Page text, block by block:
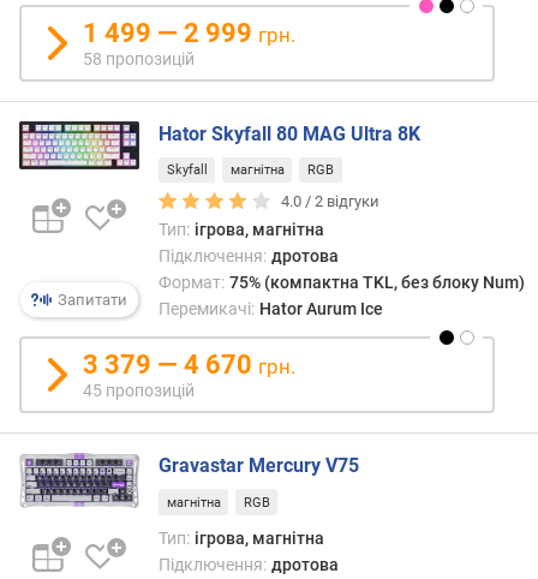
м
а
к
.
х
д
(
а
г
н
і
т
н
і
)
(
м
)
1 499 — 2 999 грн.
58 пропозицій
Запитати
Hator Skyfall 80 MAG Ultra 8K
Skyfall магнітна RGB
4.0 /2 відгуки
Тип: ігрова, магнітна
Підключення: дротова
Формат: 75% (компактна TKL, без блоку Num)
Перемикачі: Hator Aurum Ice
3 379 — 4 670 грн.
45 пропозицій
Gravastar Mercury V75
магнітна RGB
Тип: ігрова, магнітна
Підключення: дротова